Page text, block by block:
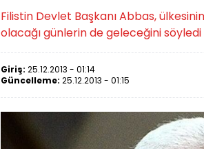
Filistin Devlet Başkanı Abbas,
olacağı günlerin de geleceğini söyledi
Giriş: 25.12.2013 - 01:14
Güncelleme: 25.12.2013 - 01:15